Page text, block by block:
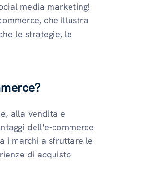
media marketing!
che illustra
le strategie, le
alla vendita e
dell'e-commerce
i marchi a sfruttare le
di acquisto